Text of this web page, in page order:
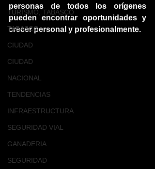
TURISMO, TABASCO
TABASCO
CIUDAD
CIUDAD
NACIONAL
TENDENCIAS
INFRAESTRUCTURA
SEGURIDAD VIAL
GANADERIA
SEGURIDAD
personas de todos los orígenes
pueden encontrar oportunidades y
crecer personal y profesionalmente.